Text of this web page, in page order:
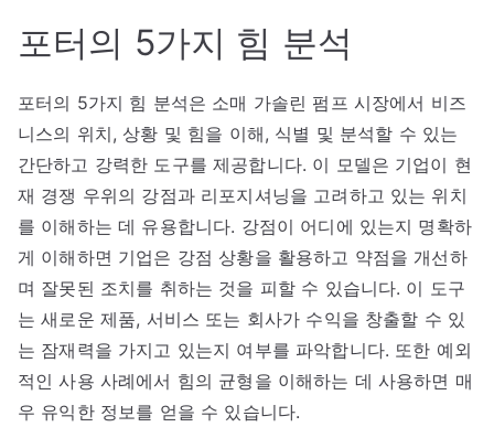
포터의 5가지 힘 분석
포터의 5가지 힘 분석은 소매 가솔린 펌프 시장에서 비즈
니스의 위치, 상황 및 힘을 이해, 식별 및 분석할 수 있는
간단하고 강력한 도구를 제공합니다. 이 모델은 기업이 현
재 경쟁 우위의 강점과 리포지셔닝을 고려하고 있는 위치
를 이해하는 데 유용합니다. 강점이 어디에 있는지 명확하
게 이해하면 기업은 강점 상황을 활용하고 약점을 개선하
며 잘못된 조치를 취하는 것을 피할 수 있습니다. 이 도구
는 새로운 제품, 서비스 또는 회사가 수익을 창출할 수 있
는 잠재력을 가지고 있는지 여부를 파악합니다. 또한 예외
적인 사용 사례에서 힘의 균형을 이해하는 데 사용하면 매
우 유익한 정보를 얻을 수 있습니다.